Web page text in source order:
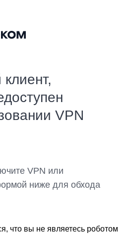
VPN
VPN или
ниже для обхода
что вы не являетесь роботом